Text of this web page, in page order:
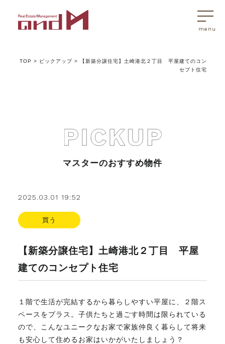
アンドエムが選ばれる理由
不動産売買Q&A
不動産のお悩み解決
会社概要
TOP > ピックアップ >
【新築分譲住宅】土崎港北２丁目 平屋建てのコン
セプト住宅
マスターのおすすめ物件
2025.03.01 19:52
買う
【新築分譲住宅】土崎港北２丁目 平屋
建てのコンセプト住宅
１階で生活が完結するから暮らしやすい平屋に、２階ス
ペースをプラス。子供たちと過ごす時間は限られている
ので、こんなユニークなお家で家族仲良く暮らして将来
も安心して住めるお家はいかがいたしましょう？